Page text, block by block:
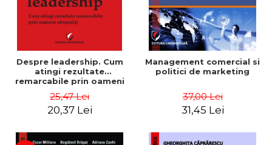
Despre leadership. Cum
atingi rezultate
remarcabile prin oameni
25,47 Lei
20,37 Lei
Management comercial si
politici de marketing
37,00 Lei
31,45 Lei